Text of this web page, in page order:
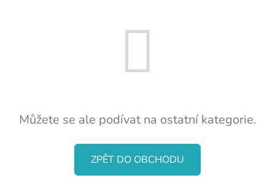
Můžete se ale podívat na ostatní kategorie.
ZPĚT DO OBCHODU